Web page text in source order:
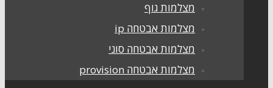
מצלמות גוף
מצלמות אבטחה ip
מצלמות אבטחה סוני
מצלמות אבטחה provision